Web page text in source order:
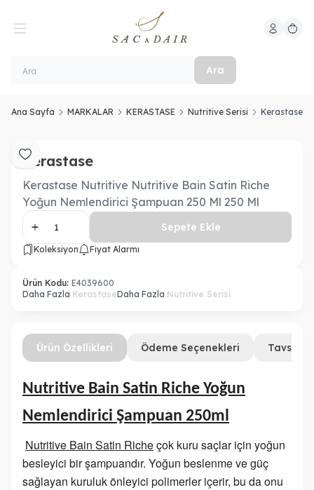
Ara
Hesabım
Ana Sayfa MARKALAR KERASTASE Nutritive Serisi Kerastase
Favoriye Ekle
Kerastase
Kerastase Nutritive Nutritive Bain Satin Riche
Yoğun Nemlendirici Şampuan 250 Ml 250 Ml
Sepete Ekle
Koleksiyon Fiyat Alarmı
Ürün Kodu: E4039600
Daha Fazla KerastaseDaha Fazla Nutritive Serisi
Ürün Özellikleri Ödeme Seçenekleri Tavsiye
Nutritive Bain Satin Riche Yoğun
Nemlendirici Şampuan 250ml
Nutritive Bain Satin Richeçok kuru saçlar için yoğun
besleyici bir şampuandır. Yoğun beslenme ve güç
sağlayan kuruluk önleyici polimerler içerir, bu da onu